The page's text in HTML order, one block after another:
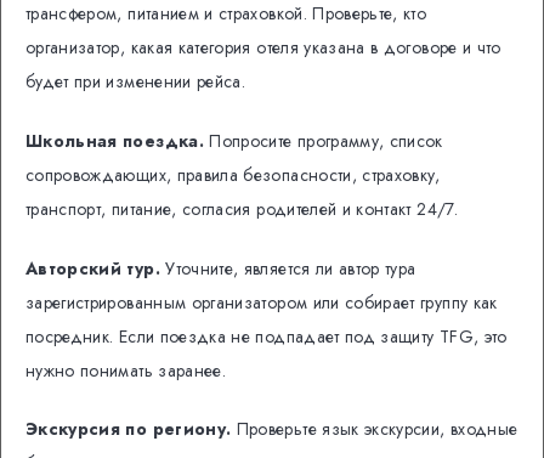
трансфером, питанием и страховкой. Проверьте, кто
организатор, какая категория отеля указана в договоре и что
будет при изменении рейса.
Школьная поездка.Попросите программу, список
сопровождающих, правила безопасности, страховку,
транспорт, питание, согласия родителей и контакт 24/7.
Авторский тур.Уточните, является ли автор тура
зарегистрированным организатором или собирает группу как
посредник. Если поездка не подпадает под защиту TFG, это
нужно понимать заранее.
Экскурсия по региону. Проверьте язык экскурсии, входные